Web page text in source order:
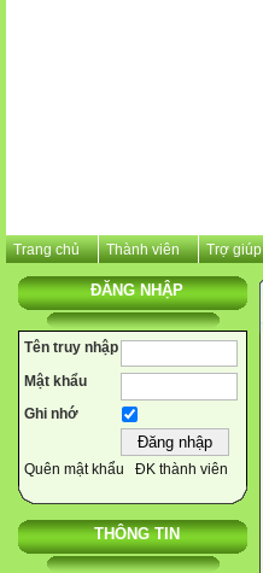
Trang chủ Thành viên Trợ giúp
ĐĂNG NHẬP
Tên truy nhập
Mật khẩu
Ghi nhớ
Quên mật khẩu ĐK thành viên
THÔNG TIN